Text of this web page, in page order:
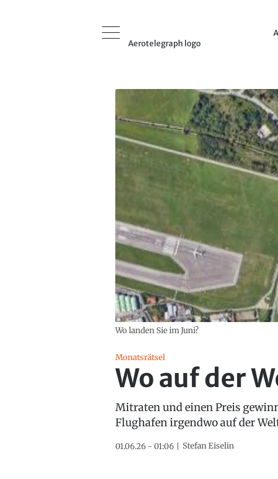
Aerotelegraph logo
Wo landen Sie im Juni?
Monatsrätsel
Wo auf der
Mitraten und einen Preis
Flughafen irgendwo auf der
01.06.26 - 01:06 Stefan Eiselin